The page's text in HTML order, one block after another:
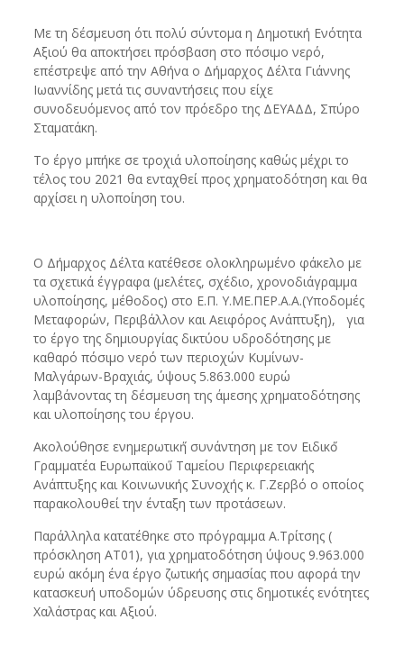
Με τη δέσμευση ότι πολύ σύντομα η Δημοτική Ενότητα
Αξιού θα αποκτήσει πρόσβαση στο πόσιμο νερό,
επέστρεψε από την Αθήνα ο Δήμαρχος Δέλτα Γιάννης
Ιωαννίδης μετά τις συναντήσεις που είχε
συνοδευόμενος από τον πρόεδρο της ΔΕΥΑΔΔ, Σπύρο
Σταματάκη.
Το έργο μπήκε σε τροχιά υλοποίησης καθώς μέχρι το
τέλος του 2021 θα ενταχθεί προς χρηματοδότηση και θα
αρχίσει η υλοποίηση του.
Ο Δήμαρχος Δέλτα κατέθεσε ολοκληρωμένο φάκελο με
τα σχετικά έγγραφα (μελέτες, σχέδιο, χρονοδιάγραμμα
υλοποίησης, μέθοδος) στο Ε.Π. Υ.ΜΕ.ΠΕΡ.Α.Α.(Υποδομές
Μεταφορών, Περιβάλλον και Αειφόρος Ανάπτυξη), για
το έργο της δημιουργίας δικτύου υδροδότησης με
καθαρό πόσιμο νερό των περιοχών Κυμίνων-
Μαλγάρων-Βραχιάς, ύψους 5.863.000 ευρώ
λαμβάνοντας τη δέσμευση της άμεσης χρηματοδότησης
και υλοποίησης του έργου.
Ακολούθησε ενημερωτική́ συνάντηση με τον Ειδικό́
Γραμματέα Ευρωπαϊκού́ Ταμείου Περιφερειακής
Ανάπτυξης και Κοινωνικής Συνοχής κ. Γ.Ζερβό ο οποίος
παρακολουθεί την ένταξη των προτάσεων.
Παράλληλα κατατέθηκε στο πρόγραμμα Α.Τρίτσης (
πρόσκληση ΑΤ01), για χρηματοδότηση ύψους 9.963.000
ευρώ ακόμη ένα έργο ζωτικής σημασίας που αφορά την
κατασκευή υποδομών ύδρευσης στις δημοτικές ενότητες
Χαλάστρας και Αξιού.